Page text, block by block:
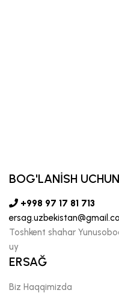
BOG'LANİSH UCHUN
+998 97 17 81 713
Toshkent shahar
uy
ERSAĞ
Biz Haqqimizda